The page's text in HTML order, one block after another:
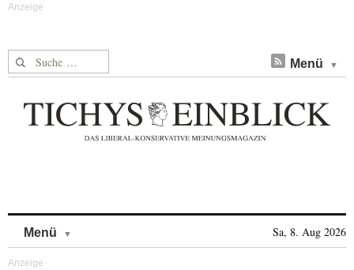
Suche nach: Menü
Menü Sa, 8. Aug 2026